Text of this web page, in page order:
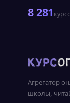
8 281
Агрегатор
школы,